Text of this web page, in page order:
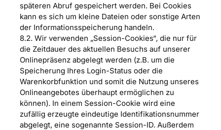
späteren Abruf gespeichert werden. Bei Cookies
kann es sich um kleine Dateien oder sonstige Arten
der Informationsspeicherung handeln.
8.2. Wir verwenden „Session-Cookies“, die nur für
die Zeitdauer des aktuellen Besuchs auf unserer
Onlinepräsenz abgelegt werden (z.B. um die
Speicherung Ihres Login-Status oder die
Warenkorbfunktion und somit die Nutzung unseres
Onlineangebotes überhaupt ermöglichen zu
können). In einem Session-Cookie wird eine
zufällig erzeugte eindeutige Identifikationsnummer
abgelegt, eine sogenannte Session-ID. Außerdem